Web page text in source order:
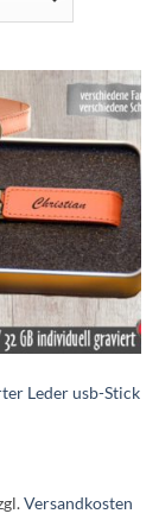
Leder usb-Stick
Versandkosten